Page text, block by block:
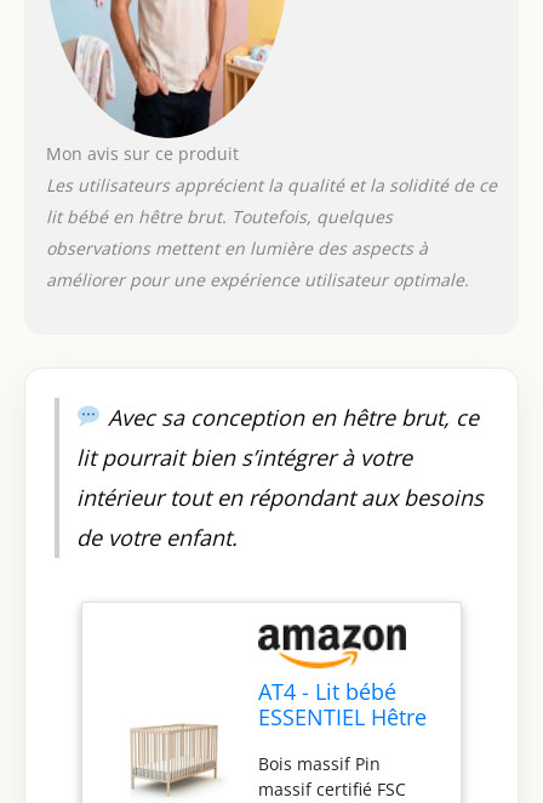
Mon avis sur ce produit
Les utilisateurs apprécient la qualité et la solidité de ce
lit bébé en hêtre brut. Toutefois, quelques
observations mettent en lumière des aspects à
améliorer pour une expérience utilisateur optimale.
Avec sa conception en hêtre brut, ce
lit pourrait bien s’intégrer à votre
intérieur tout en répondant aux besoins
de votre enfant.
AT4 - Lit bébé
ESSENTIEL Hêtre
réglable 3
hauteurs
Bois massif Pin
massif certifié FSC